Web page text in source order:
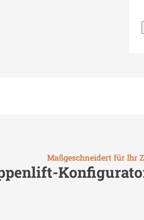
Maßgeschneidert für Ihr